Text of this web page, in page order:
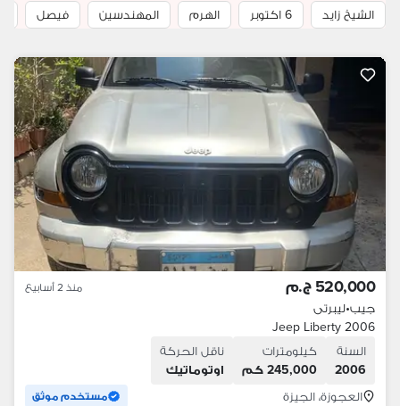
الشيخ زايد
6 اكتوبر الهرم المهندسين فيصل
520,000 ج.م منذ 2 أسابيع
جيب•ليبرتى
Jeep Liberty 2006
السنة
2006
كيلومترات
245,000 كم
ناقل الحركة
اوتوماتيك
العجوزة، الجيزة
مستخدم موثق